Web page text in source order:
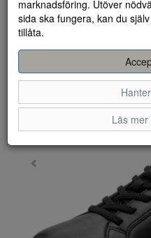
marknadsföring. Utöver
sida ska fungera, kan du
tillåta.
Läs